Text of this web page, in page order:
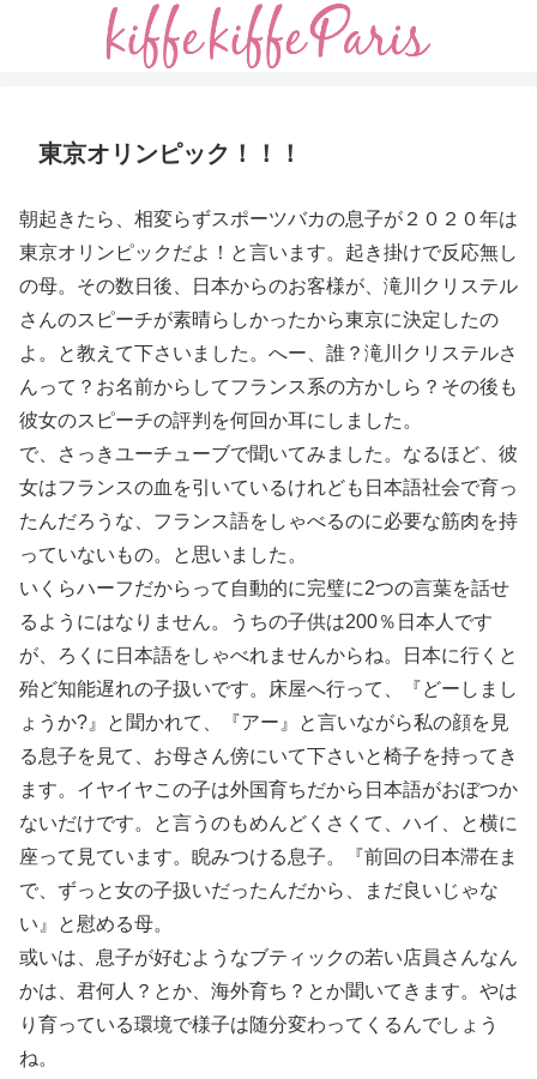
東京オリンピック！！！
朝起きたら、相変らずスポーツバカの息子が２０２０年は
東京オリンピックだよ！と言います。起き掛けで反応無し
の母。その数日後、日本からのお客様が、滝川クリステル
さんのスピーチが素晴らしかったから東京に決定したの
よ。と教えて下さいました。へー、誰？滝川クリステルさ
んって？お名前からしてフランス系の方かしら？その後も
彼女のスピーチの評判を何回か耳にしました。
で、さっきユーチューブで聞いてみました。なるほど、彼
女はフランスの血を引いているけれども日本語社会で育っ
たんだろうな、フランス語をしゃべるのに必要な筋肉を持
っていないもの。と思いました。
いくらハーフだからって自動的に完璧に2つの言葉を話せ
るようにはなりません。うちの子供は200％日本人です
が、ろくに日本語をしゃべれませんからね。日本に行くと
殆ど知能遅れの子扱いです。床屋へ行って、『どーしまし
ょうか?』と聞かれて、『アー』と言いながら私の顔を見
る息子を見て、お母さん傍にいて下さいと椅子を持ってき
ます。イヤイヤこの子は外国育ちだから日本語がおぼつか
ないだけです。と言うのもめんどくさくて、ハイ、と横に
座って見ています。睨みつける息子。『前回の日本滞在ま
で、ずっと女の子扱いだったんだから、まだ良いじゃな
い』と慰める母。
或いは、息子が好むようなブティックの若い店員さんなん
かは、君何人？とか、海外育ち？とか聞いてきます。やは
り育っている環境で様子は随分変わってくるんでしょう
ね。